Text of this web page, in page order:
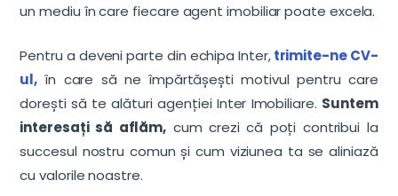
un mediu în care fiecare agent imobiliar poate excela.
Pentru a deveni parte din echipa Inter,trimite-ne CV-
ul, în care să ne împărtășești motivul pentru care
dorești să te alături agenției Inter Imobiliare. Suntem
interesați să aflăm, cum crezi că poți contribui la
succesul nostru comun și cum viziunea ta se aliniază
cu valorile noastre.